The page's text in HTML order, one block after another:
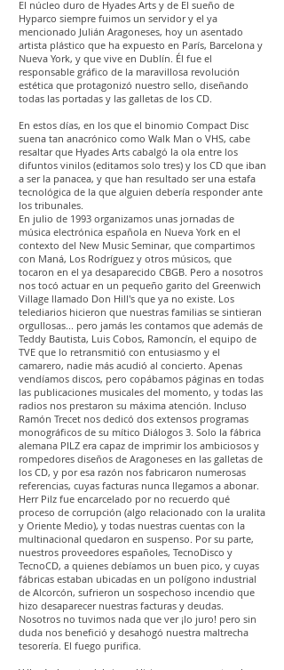
El núcleo duro de Hyades Arts y de El sueño de
Hyparco siempre fuimos un servidor y el ya
mencionado Julián Aragoneses, hoy un asentado
artista plástico que ha expuesto en París, Barcelona y
Nueva York, y que vive en Dublín. Él fue el
responsable gráfico de la maravillosa revolución
estética que protagonizó nuestro sello, diseñando
todas las portadas y las galletas de los CD.
En estos días, en los que el binomio Compact Disc
suena tan anacrónico como Walk Man o VHS, cabe
resaltar que Hyades Arts cabalgó la ola entre los
difuntos vinilos (editamos solo tres) y los CD que iban
a ser la panacea, y que han resultado ser una estafa
tecnológica de la que alguien debería responder ante
los tribunales.
En julio de 1993 organizamos unas jornadas de
música electrónica española en Nueva York en el
contexto del New Music Seminar, que compartimos
con Maná, Los Rodríguez y otros músicos, que
tocaron en el ya desaparecido CBGB. Pero a nosotros
nos tocó actuar en un pequeño garito del Greenwich
Village llamado Don Hill's que ya no existe. Los
telediarios hicieron que nuestras familias se sintieran
orgullosas... pero jamás les contamos que además de
Teddy Bautista, Luis Cobos, Ramoncín, el equipo de
TVE que lo retransmitió con entusiasmo y el
camarero, nadie más acudió al concierto. Apenas
vendíamos discos, pero copábamos páginas en todas
las publicaciones musicales del momento, y todas las
radios nos prestaron su máxima atención. Incluso
Ramón Trecet nos dedicó dos extensos programas
monográficos de su mítico Diálogos 3. Solo la fábrica
alemana PILZ era capaz de imprimir los ambiciosos y
rompedores diseños de Aragoneses en las galletas de
los CD, y por esa razón nos fabricaron numerosas
referencias, cuyas facturas nunca llegamos a abonar.
Herr Pilz fue encarcelado por no recuerdo qué
proceso de corrupción (algo relacionado con la uralita
y Oriente Medio), y todas nuestras cuentas con la
multinacional quedaron en suspenso. Por su parte,
nuestros proveedores españoles, TecnoDisco y
TecnoCD, a quienes debíamos un buen pico, y cuyas
fábricas estaban ubicadas en un polígono industrial
de Alcorcón, sufrieron un sospechoso incendio que
hizo desaparecer nuestras facturas y deudas.
Nosotros no tuvimos nada que ver ¡lo juro! pero sin
duda nos benefició y desahogó nuestra maltrecha
tesorería. El fuego purifica.